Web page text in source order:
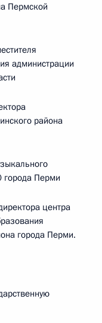
Пермской
администрации
района
города Перми
центра
города Перми.